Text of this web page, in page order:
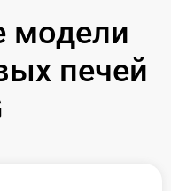
модели
печей